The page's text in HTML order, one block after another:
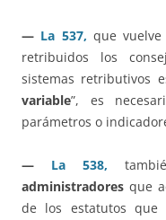
— La 537, que
retribuidos los
sistemas retributivos
variable”, es
parámetros o
— La 538,
administradores que
de los estatutos